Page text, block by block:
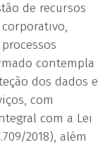
de recursos
contempla
dos dados e
com
com a Lei
2018), além